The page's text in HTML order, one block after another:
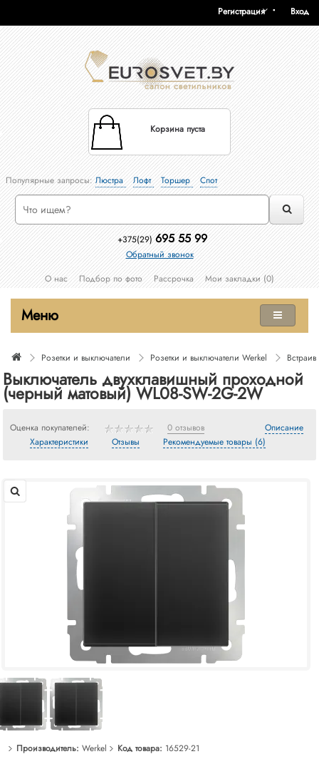
Вход
Регистрация
Корзина пуста
Популярные запросы:Люстра Лофт Торшер Спот
+375(29) 695 55 99
Обратный звонок
О нас
Подбор по фото Рассрочка Мои закладки (0)
Меню
Розетки и выключатели Розетки и выключатели Werkel
Выключатель двухклавишный проходной
(черный матовый) WL08-SW-2G-2W
Оценка покупателей: 0 отзывов
Описание
Характеристики
Отзывы Рекомендуемые товары (6)
Производитель: Werkel Код товара: 16529-21